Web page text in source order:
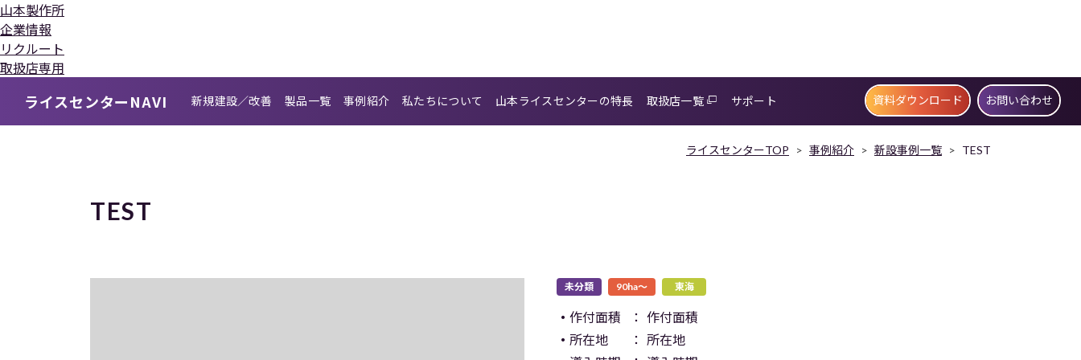
山本製作所
企業情報
リクルート
取扱店専用
ライスセンターNAVI 新規建設／改善 製品一覧 事例紹介 私たちについて 山本ライスセンターの特長 取扱店一覧 サポート 資料ダウンロード お問い合わせ
ライスセンターTOP 事例紹介 新設事例一覧 TEST
TEST
未分類 90ha〜 東海
作付面積
作付面積
所在地
所在地